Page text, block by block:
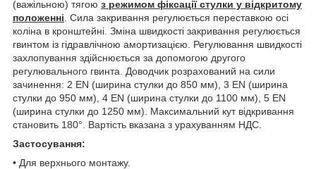
(важільною) тягою з режимом фіксації стулки у відкритому
положенні . Сила закривання регулюється переставкою осі
коліна в кронштейні. Зміна швидкості закривання регулюється
гвинтом із гідравлічною амортизацією. Регулювання швидкості
захлопування здійснюється за допомогою другого
регулювального гвинта. Доводчик розрахований на сили
зачинення: 2 EN (ширина стулки до 850 мм), 3 EN (ширина
стулки до 950 мм), 4 EN (ширина стулки до 1100 мм), 5 EN
(ширина стулки до 1250 мм). Максимальний кут відкривання
становить 180°. Вартість вказана з урахуванням НДС.
Застосування:
• Для верхнього монтажу.